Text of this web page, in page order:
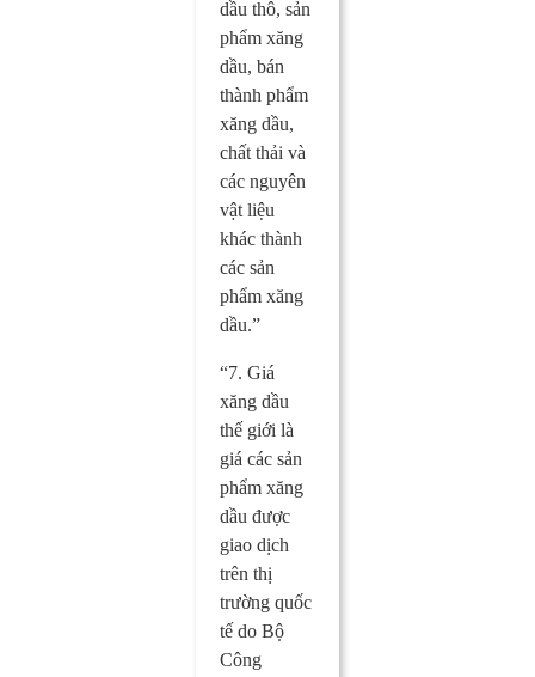
dầu thô, sản
phẩm xăng
dầu, bán
thành phẩm
xăng dầu,
chất thải và
các nguyên
vật liệu
khác thành
các sản
phẩm xăng
dầu.”
“7. Giá
xăng dầu
thế giới là
giá các sản
phẩm xăng
dầu được
giao dịch
trên thị
trường quốc
tế do Bộ
Công